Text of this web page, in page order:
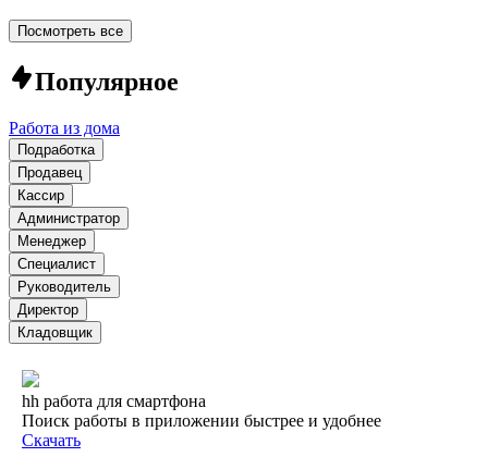
Посмотреть все
Популярное
Работа из дома
Подработка
Продавец
Кассир
Администратор
Менеджер
Специалист
Руководитель
Директор
Кладовщик
hh работа для смартфона
Поиск работы в приложении быстрее и удобнее
Скачать